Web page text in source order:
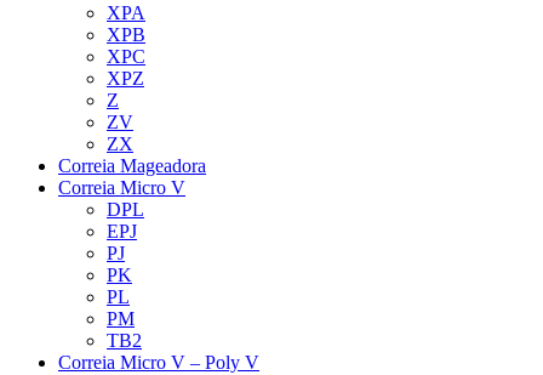
XPA
XPB
XPC
XPZ
Z
ZV
ZX
Correia Mageadora
Correia Micro V
DPL
EPJ
PJ
PK
PL
PM
TB2
Correia Micro V – Poly V